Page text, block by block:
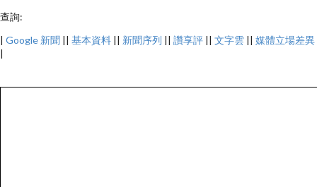
查詢:
| Google 新聞 || 基本資料 || 新聞序列 || 讚享評 || 文字雲 || 媒體立場差異
|